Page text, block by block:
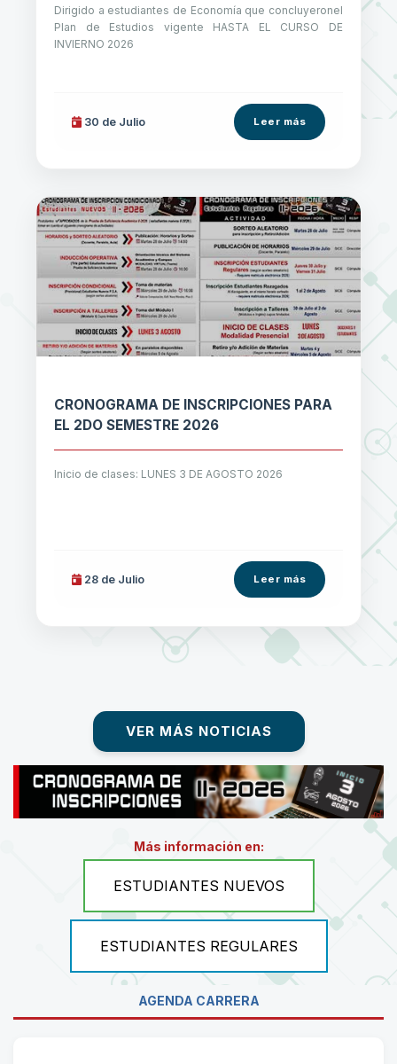
Dirigido a estudiantes de Economía que concluyeronel
Plan de Estudios vigente HASTA EL CURSO DE
INVIERNO 2026
30 de Julio Leer más
CRONOGRAMA DE INSCRIPCIONES PARA
EL 2DO SEMESTRE 2026
Inicio de clases: LUNES 3 DE AGOSTO 2026
28 de Julio Leer más
VER MÁS NOTICIAS
Más información en:
ESTUDIANTES NUEVOS
ESTUDIANTES REGULARES
AGENDA CARRERA